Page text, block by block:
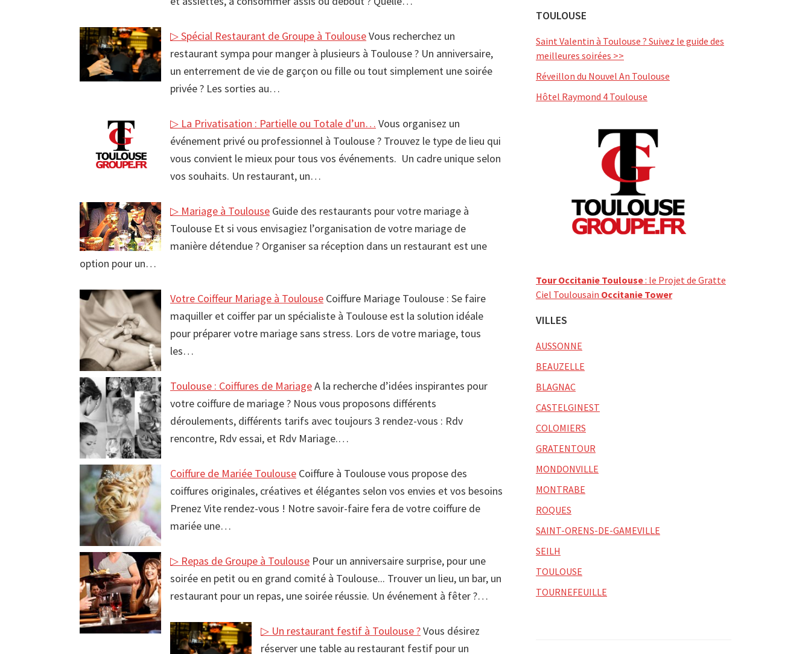
▷ Spécial Restaurant de Groupe à ToulouseVous recherchez un
restaurant sympa pour manger à plusieurs à Toulouse ? Un anniversaire,
un enterrement de vie de garçon ou fille ou tout simplement une soirée
privée ? Les sorties au…
▷ La Privatisation : Partielle ou Totale d’un… Vous organisez un
événement privé ou professionnel à Toulouse ? Trouvez le type de lieu qui
vous convient le mieux pour tous vos événements. Un cadre unique selon
vos souhaits. Un restaurant, un…
▷ Mariage à Toulouse Guide des restaurants pour votre mariage à
Toulouse Et si vous envisagiez l’organisation de votre mariage de
manière détendue ? Organiser sa réception dans un restaurant est une
option pour un…
Votre Coiffeur Mariage à Toulouse Coiffure Mariage Toulouse : Se faire
maquiller et coiffer par un spécialiste à Toulouse est la solution idéale
pour préparer votre mariage sans stress. Lors de votre mariage, tous
les…
Toulouse : Coiffures de MariageA la recherche d’idées inspirantes pour
votre coiffure de mariage ? Nous vous proposons différents
déroulements, différents tarifs avec toujours 3 rendez-vous : Rdv
rencontre, Rdv essai, et Rdv Mariage.…
Coiffure de Mariée Toulouse Coiffure à Toulouse vous propose des
coiffures originales, créatives et élégantes selon vos envies et vos besoins
Prenez Vite rendez-vous ! Notre savoir-faire fera de votre coiffure de
mariée une…
▷ Repas de Groupe à Toulouse Pour un anniversaire surprise, pour une
soirée en petit ou en grand comité à Toulouse... Trouver un lieu, un bar, un
restaurant pour un repas, une soirée réussie. Un événement à fêter ?…
▷ Un restaurant festif à Toulouse ?Vous désirez
réserver une table au restaurant festif pour un
TOULOUSE
Saint Valentin à Toulouse ? Suivez le guide des
meilleures soirées >>
Réveillon du Nouvel An Toulouse
Hôtel Raymond 4 Toulouse
Tour Occitanie Toulouse: le Projet de Gratte
Ciel Toulousain Occitanie Tower
VILLES
AUSSONNE
BEAUZELLE
BLAGNAC
CASTELGINEST
COLOMIERS
GRATENTOUR
MONDONVILLE
MONTRABE
ROQUES
SAINT-ORENS-DE-GAMEVILLE
SEILH
TOULOUSE
TOURNEFEUILLE